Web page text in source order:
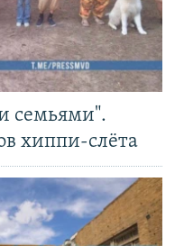
семьями".
хиппи-слёта